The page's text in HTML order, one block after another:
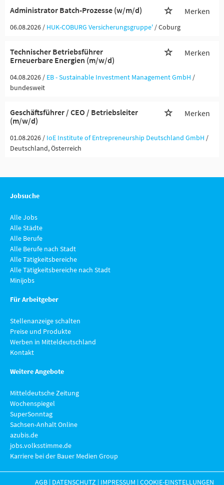
Administrator Batch-Prozesse (w/m/d) Merken
06.08.2026 / HUK-COBURG Versicherungsgruppe' / Coburg
Technischer Betriebsführer
Erneuerbare Energien (m/w/d)
Merken
04.08.2026 / EB - Sustainable Investment Management GmbH /
bundesweit
Geschäftsführer / CEO / Betriebsleiter
(m/w/d)
Merken
01.08.2026 / IoE Institute of Entrepreneurship Deutschland GmbH /
Deutschland, Österreich
Jobsuche
Alle Jobs
Alle Städte
Alle Berufe
Alle Berufe nach Stadt
Alle Tätigkeitsbereiche
Alle Tätigkeitsbereiche nach Stadt
Minijobs
Für Arbeitgeber
Stellenanzeige schalten
Preise und Produkte
Werben in Mitteldeutschland
Kontakt
Weitere Angebote
Mitteldeutsche Zeitung
Wochenspiegel
SuperSonntag
Sachsen-Anhalt Online
azubis.de
jobs.volksstimme.de
Karriere bei der Bauer Medien Group
AGB | DATENSCHUTZ | IMPRESSUM |COOKIE-EINSTELLUNGEN